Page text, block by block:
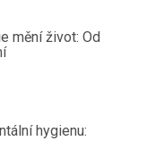
mění život: Od
hygienu: